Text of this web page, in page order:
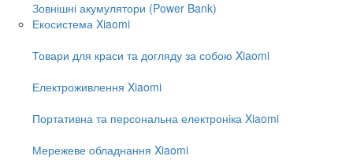
Зовнішні акумулятори (Power Bank)
Екосистема Xiaomi
Товари для краси та догляду за собою Xiaomi
Електроживлення Xiaomi
Портативна та персональна електроніка Xiaomi
Мережеве обладнання Xiaomi